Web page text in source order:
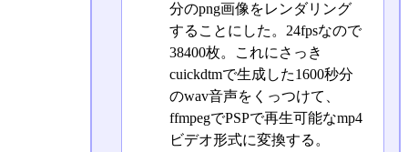
分のpng画像をレンダリング
することにした。24fpsなので
38400枚。これにさっき
cuickdtmで生成した1600秒分
のwav音声をくっつけて、
ffmpegでPSPで再生可能なmp4
ビデオ形式に変換する。